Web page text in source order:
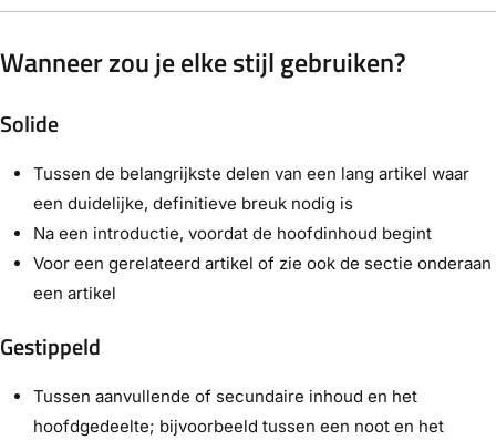
Wanneer zou je elke stijl gebruiken?
Solide
Tussen de belangrijkste delen van een lang artikel waar
een duidelijke, definitieve breuk nodig is
Na een introductie, voordat de hoofdinhoud begint
Voor een gerelateerd artikel of zie ook de sectie onderaan
een artikel
Gestippeld
Tussen aanvullende of secundaire inhoud en het
hoofdgedeelte; bijvoorbeeld tussen een noot en het